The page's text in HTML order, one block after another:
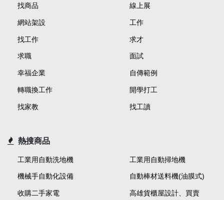
找商品 線上展
網站架設 工作
找工作 求才
求職 面試
幸福企業 自傳範例
轉職換工作 開學打工
找家教 找工讀
熱搜商品
工業用自動洗地機 工業用自動掃地機
機械手自動化設備 自動棒材送料機(油膜式)
收購二手家電 高雄貨櫃屋設計、買賣